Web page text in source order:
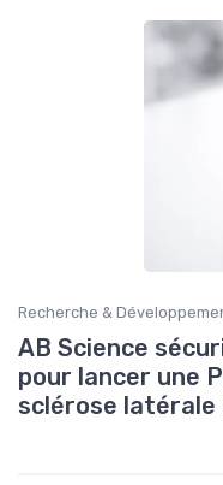
Recherche &
AB Science
pour lancer une
sclérose